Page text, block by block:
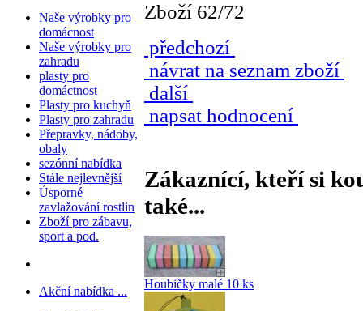
Naše výrobky pro
domácnost
Naše výrobky pro
zahradu
plasty pro
domáctnost
Plasty pro kuchyň
Plasty pro zahradu
Přepravky, nádoby,
obaly
sezónní nabídka
Stále nejlevnější
Úsporné
zavlažování rostlin
Zboží pro zábavu,
sport a pod.
Akční nabídka ...
Zboží 62/72
předchozí
návrat na seznam zboží
další
napsat hodnocení
Zákaznící, kteří si
také...
Houbičky malé 10 ks